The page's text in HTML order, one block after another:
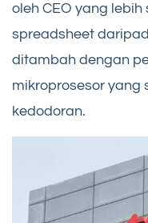
oleh CEO yang
spreadsheet
ditambah dengan
mikroprosesor yang
kedodoran.